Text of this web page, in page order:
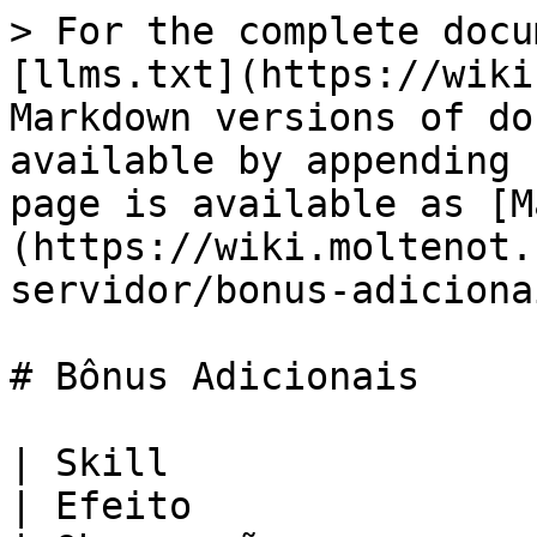
> For the complete
[llms.txt](https://
Markdown versions of
available by
page is available as
(https://
servidor/bonus-
# Bônus Adicionais
| Skill
| Efeito